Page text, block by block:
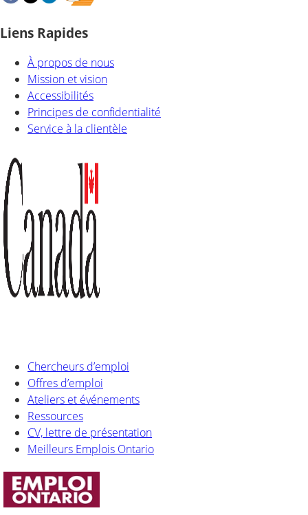
Liens Rapides
À propos de nous
Mission et vision
Accessibilités
Principes de confidentialité
Service à la clientèle
Chercheurs d’emploi
Offres d’emploi
Ateliers et événements
Ressources
CV, lettre de présentation
Meilleurs Emplois Ontario